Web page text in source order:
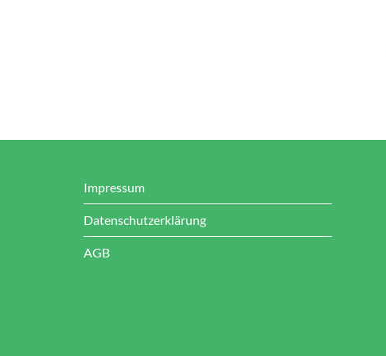
Impressum
Datenschutzerklärung
AGB